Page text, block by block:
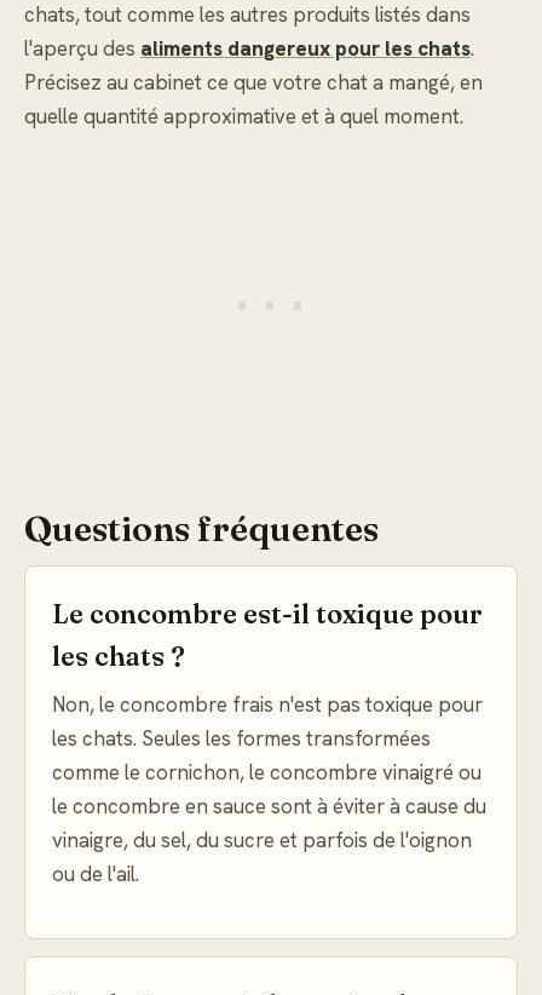
chats, tout comme les autres produits listés dans
l'aperçu des aliments dangereux pour les chats.
Précisez au cabinet ce que votre chat a mangé, en
quelle quantité approximative et à quel moment.
Questions fréquentes
Le concombre est-il toxique pour
les chats ?
Non, le concombre frais n'est pas toxique pour
les chats. Seules les formes transformées
comme le cornichon, le concombre vinaigré ou
le concombre en sauce sont à éviter à cause du
vinaigre, du sel, du sucre et parfois de l'oignon
ou de l'ail.